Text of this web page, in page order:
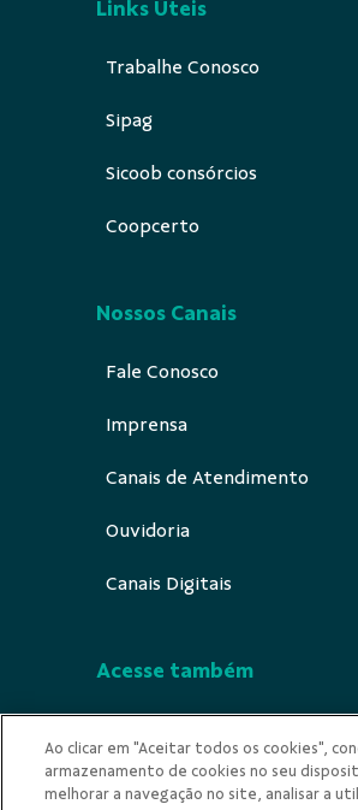
Links Úteis
Trabalhe Conosco
Sipag
Sicoob consórcios
Coopcerto
Nossos Canais
Fale Conosco
Imprensa
Canais de Atendimento
Ouvidoria
Canais Digitais
Acesse também
Indícios de Ilícitude
Ao clicar em "Aceitar todos os cookies",
armazenamento de cookies no seu
melhorar a navegação no site, analisar a